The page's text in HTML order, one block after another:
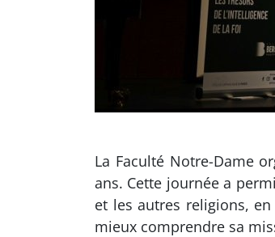
La Faculté Notre-Dame
ans. Cette journée a
et les autres religions,
mieux comprendre sa